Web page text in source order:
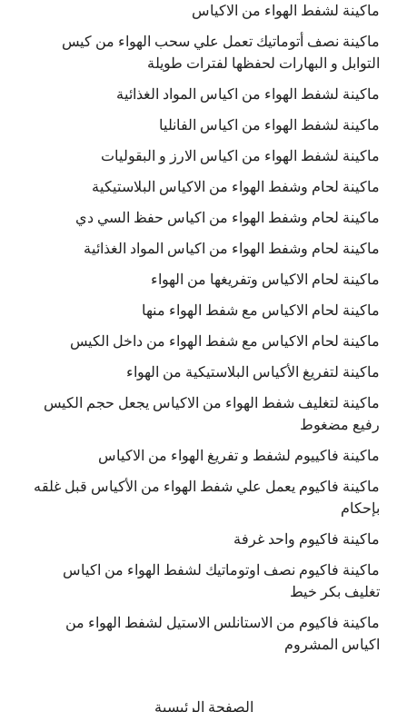
ماكينة لشفط الهواء من الاكياس
ماكينة نصف أتوماتيك تعمل علي سحب الهواء من كيس
التوابل و البهارات لحفظها لفترات طويلة
ماكينة لشفط الهواء من اكياس المواد الغذائية
ماكينة لشفط الهواء من اكياس الفانليا
ماكينة لشفط الهواء من اكياس الارز و البقوليات
ماكينة لحام وشفط الهواء من الاكياس البلاستيكية
ماكينة لحام وشفط الهواء من اكياس حفظ السي دي
ماكينة لحام وشفط الهواء من اكياس المواد الغذائية
ماكينة لحام الاكياس وتفريغها من الهواء
ماكينة لحام الاكياس مع شفط الهواء منها
ماكينة لحام الاكياس مع شفط الهواء من داخل الكيس
ماكينة لتفريغ الأكياس البلاستيكية من الهواء
ماكينة لتغليف شفط الهواء من الاكياس يجعل حجم الكيس
رفيع مضغوط
ماكينة فاكييوم لشفط و تفريغ الهواء من الاكياس
ماكينة فاكيوم يعمل علي شفط الهواء من الأكياس قبل غلقه
بإحكام
ماكينة فاكيوم واحد غرفة
ماكينة فاكيوم نصف اوتوماتيك لشفط الهواء من اكياس
تغليف بكر خيط
ماكينة فاكيوم من الاستانلس الاستيل لشفط الهواء من
اكياس المشروم
الصفحة الرئيسية